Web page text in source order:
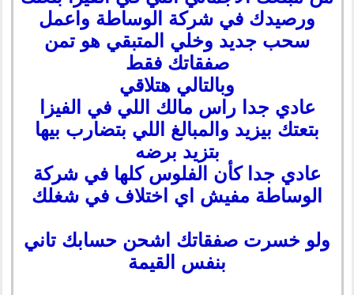
ورصيدك في شركة الوساطة واعمل
سحب جديد وخلي المتبقي هو تمن
صفقاتك فقط
وبالتالي هتلاقي
عادي جدا راس مالك اللي في الفيزا
بتعتك بيزيد والمبالغ اللي بتضارب بيها
بتزيد برضه
عادي جدا كأن الفلوس كلها في شركة
الوساطة مفيش اي اختلاف في شغلك
ولو خسرت صفقاتك اشحن حسابك تاني
بنفس القيمة